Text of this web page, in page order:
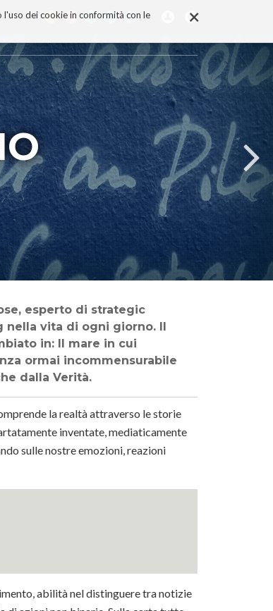
×
dei cookie in conformità con le
vita di ogni giorno. Il
in: Il mare in cui
ormai incommensurabile
dalla Verità.
la realtà attraverso le storie
inventate, mediaticamente
sulle nostre emozioni, reazioni
abilità nel distinguere tra notizie